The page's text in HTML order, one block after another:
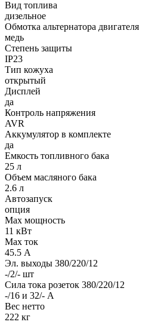
Вид топлива
дизельное
Обмотка альтернатора двигателя
медь
Степень защиты
IP23
Тип кожуха
открытый
Дисплей
да
Контроль напряжения
AVR
Аккумулятор в комплекте
да
Емкость топливного бака
25 л
Объем масляного бака
2.6 л
Автозапуск
опция
Max мощность
11 кВт
Max ток
45.5 А
Эл. выходы 380/220/12
-/2/- шт
Сила тока розеток 380/220/12
-/16 и 32/- А
Вес нетто
222 кг